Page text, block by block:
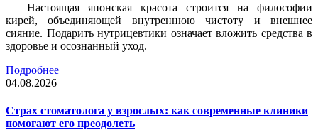
Настоящая японская красота строится на философии
кирей, объединяющей внутреннюю чистоту и внешнее
сияние. Подарить нутрицевтики означает вложить средства в
здоровье и осознанный уход.
Подробнее
04.08.2026
Страх стоматолога у взрослых: как современные клиники
помогают его преодолеть